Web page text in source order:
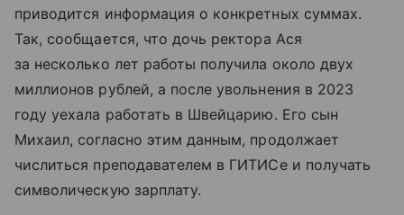
приводится информация о конкретных суммах.
Так, сообщается, что дочь ректора Ася
за несколько лет работы получила около двух
миллионов рублей, а после увольнения в 2023
году уехала работать в Швейцарию. Его сын
Михаил, согласно этим данным, продолжает
числиться преподавателем в ГИТИСе и получать
символическую зарплату.